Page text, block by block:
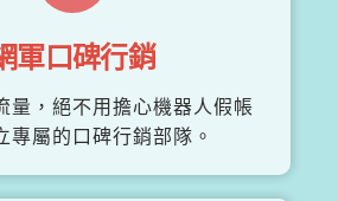
軍口碑行銷
量，絕不用擔心機器人假帳
專屬的口碑行銷部隊。